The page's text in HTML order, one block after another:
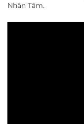
Nhân Tâm.